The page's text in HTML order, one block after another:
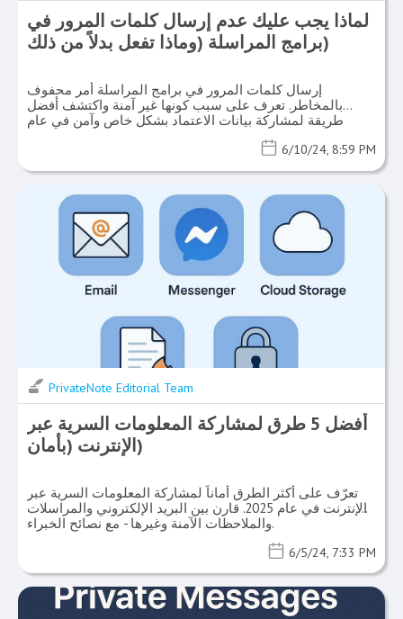
لماذا يجب عليك عدم إرسال كلمات المرور في
برامج المراسلة (وماذا تفعل بدلاً من ذلك)
إرسال كلمات المرور في برامج المراسلة أمر محفوف
بالمخاطر. تعرف على سبب كونها غير آمنة واكتشف أفضل
طريقة لمشاركة بيانات الاعتماد بشكل خاص وآمن في عام
6/10/24, 8:59 PM
PrivateNote Editorial Team
أفضل 5 طرق لمشاركة المعلومات السرية عبر
الإنترنت (بأمان)
تعرّف على أكثر الطرق أماناً لمشاركة المعلومات السرية عبر
الإنترنت في عام 2025. قارن بين البريد الإلكتروني والمراسلات
والملاحظات الآمنة وغيرها - مع نصائح الخبراء.
6/5/24, 7:33 PM